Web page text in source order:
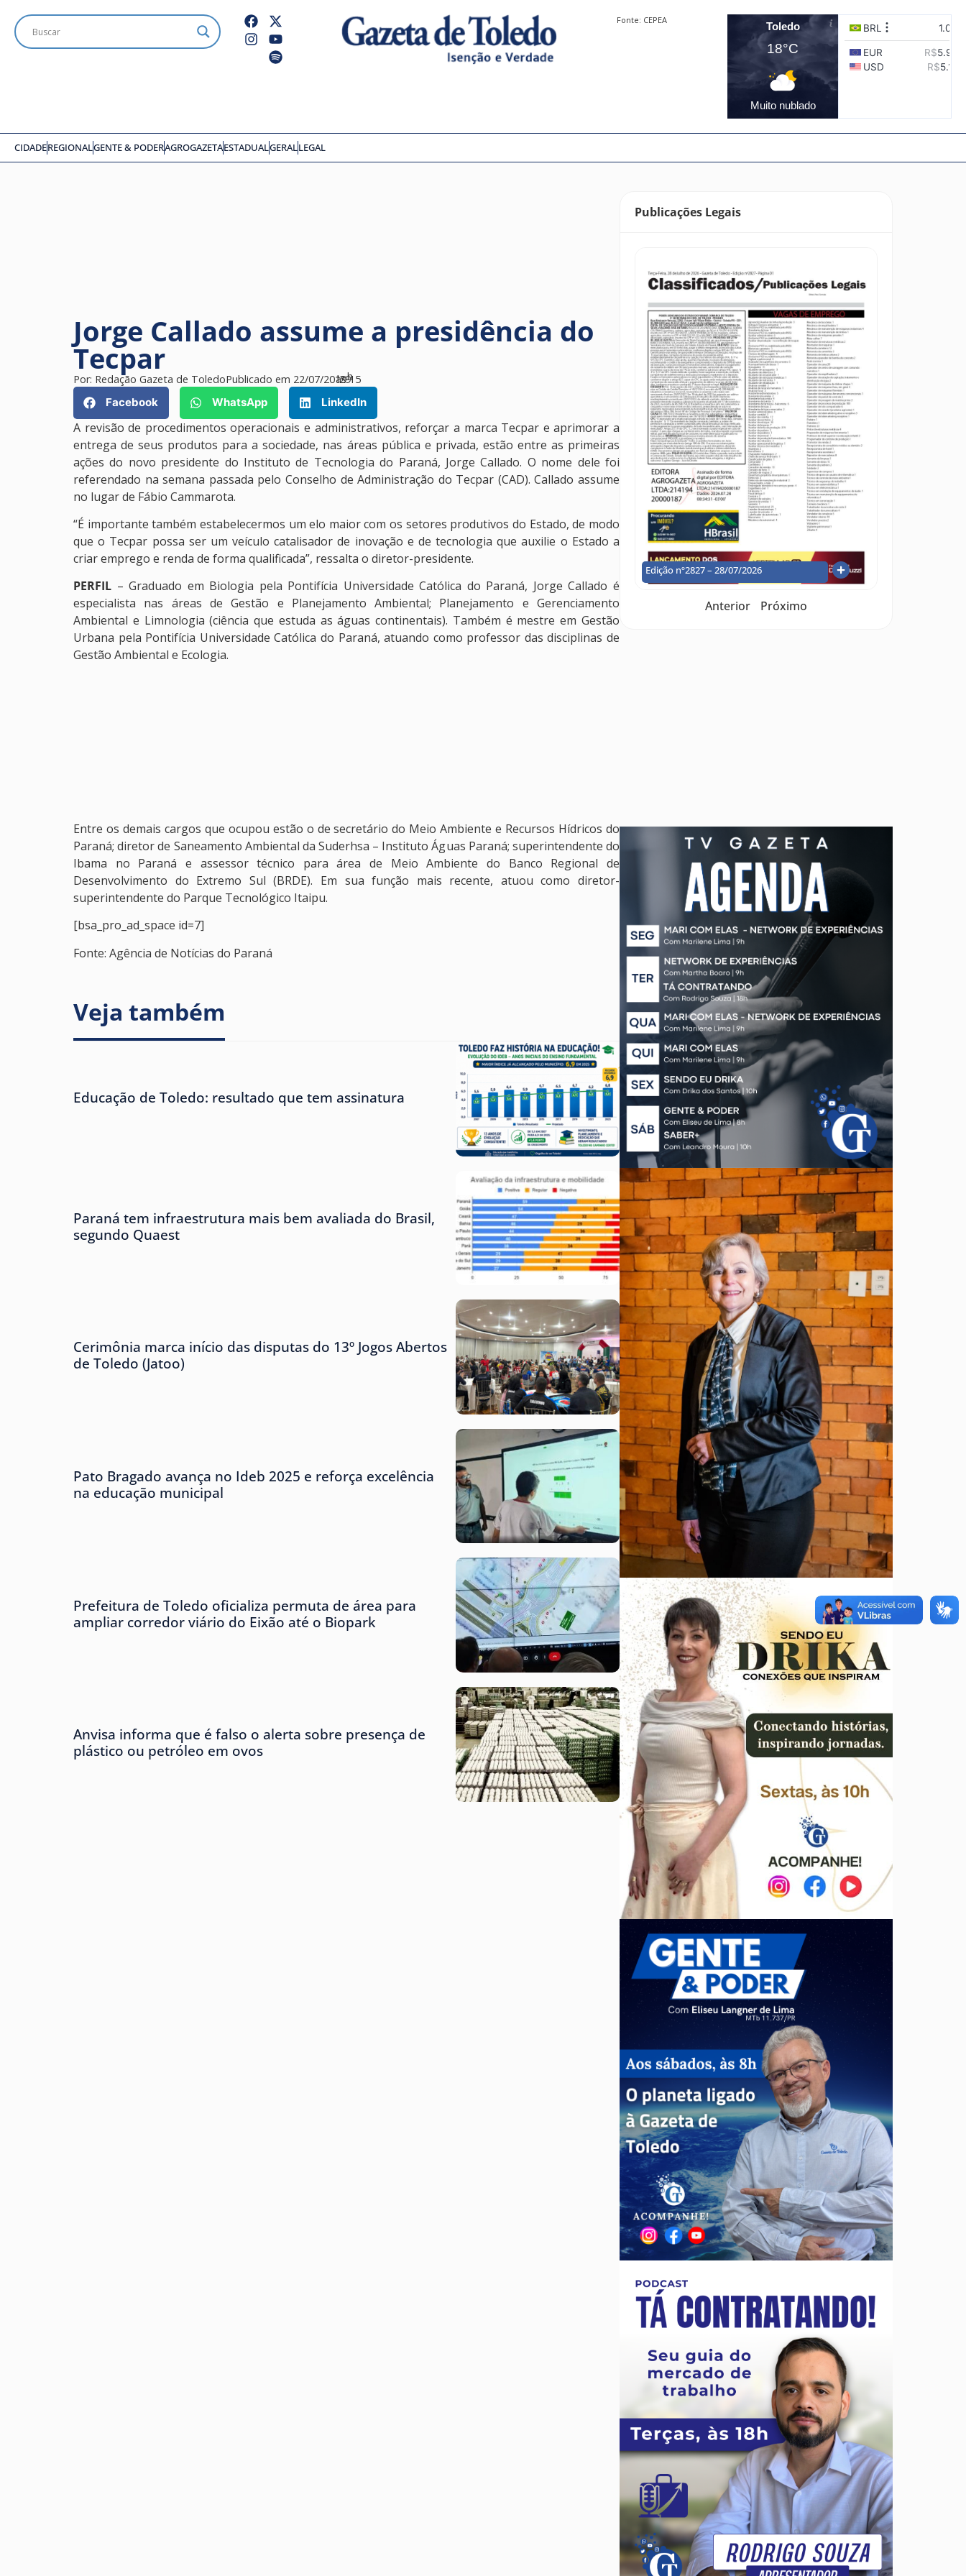
Fonte: CEPEA
Toledo
18°C
Muito nublado
CIDADEREGIONALGENTE & PODERAGROGAZETAESTADUALGERALLEGAL
Jorge Callado assume a presidência do
Tecpar
Por: Redação Gazeta de ToledoPublicado em 22/07/2019
às15
h
29
Facebook
WhatsApp LinkedIn
A revisão de procedimentos operacionais e administrativos, reforçar a marca Tecpar e aprimorar a
entrega de seus produtos para a sociedade, nas áreas pública e privada, estão entre as primeiras
ações do novo presidente do Instituto de Tecnologia do Paraná, Jorge Callado. O nome dele foi
referendado na semana passada pelo Conselho de Administração do Tecpar (CAD). Callado assume
no lugar de Fábio Cammarota.
“É importante também estabelecermos um elo maior com os setores produtivos do Estado, de modo
que o Tecpar possa ser um veículo catalisador de inovação e de tecnologia que auxilie o Estado a
criar emprego e renda de forma qualificada”, ressalta o diretor-presidente.
PERFIL – Graduado em Biologia pela Pontifícia Universidade Católica do Paraná, Jorge Callado é
especialista nas áreas de Gestão e Planejamento Ambiental; Planejamento e Gerenciamento
Ambiental e Limnologia (ciência que estuda as águas continentais). Também é mestre em Gestão
Urbana pela Pontifícia Universidade Católica do Paraná, atuando como professor das disciplinas de
Gestão Ambiental e Ecologia.
Entre os demais cargos que ocupou estão o de secretário do Meio Ambiente e Recursos Hídricos do
Paraná; diretor de Saneamento Ambiental da Suderhsa – Instituto Águas Paraná; superintendente do
Ibama no Paraná e assessor técnico para área de Meio Ambiente do Banco Regional de
Desenvolvimento do Extremo Sul (BRDE). Em sua função mais recente, atuou como diretor-
superintendente do Parque Tecnológico Itaipu.
[bsa_pro_ad_space id=7]
Fonte: Agência de Notícias do Paraná
Veja também
Educação de Toledo: resultado que tem assinatura
Paraná tem infraestrutura mais bem avaliada do Brasil,
segundo Quaest
Cerimônia marca início das disputas do 13º Jogos Abertos
de Toledo (Jatoo)
Pato Bragado avança no Ideb 2025 e reforça excelência
na educação municipal
Prefeitura de Toledo oficializa permuta de área para
ampliar corredor viário do Eixão até o Biopark
Anvisa informa que é falso o alerta sobre presença de
plástico ou petróleo em ovos
Publicações Legais
Edição nº2827 – 28/07/2026
Anterior Próximo